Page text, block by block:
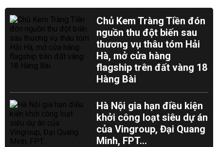
Chủ Kem Tràng Tiền đón
nguồn thu đột biến sau
thương vụ thâu tóm Hải
Hà, mở cửa hàng
flagship trên đất vàng 18
Hàng Bài
Hà Nội gia hạn điều kiện
khởi công loạt siêu dự án
của Vingroup, Đại Quang
Minh, FPT...